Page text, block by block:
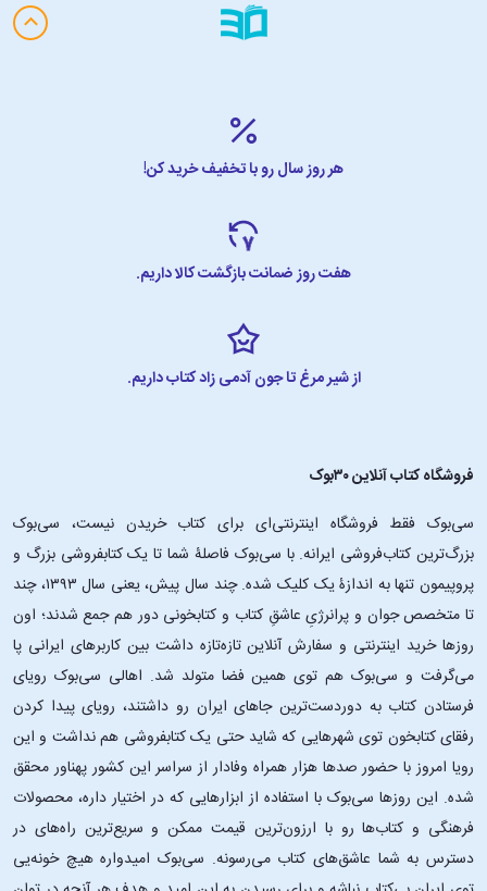
هر روز سال رو با تخفیف خرید کن!
هفت روز ضمانت بازگشت کالا داریم.
از شیر مرغ تا جون آدمی زاد کتاب داریم.
فروشگاه کتاب آنلاین ۳۰بوک
سی‌بوک فقط فروشگاه اینترنتی‌ای برای کتاب خریدن نیست، سی‌بوک
بزرگ‌ترین کتاب‌فروشی ایرانه. با سی‌بوک فاصلۀ شما تا یک کتابفروشی بزرگ و
پروپیمون تنها به اندازۀ یک کلیک شده. چند سال پیش، یعنی سال ۱۳۹۳، چند
تا متخصص جوان و پرانرژیِ عاشقِ کتاب و کتابخونی دور هم جمع شدند؛ اون‌
روزها خرید اینترنتی و سفارش آنلاین تازه‌تازه داشت بین کاربرهای ایرانی پا
می‌گرفت و سی‌بوک هم توی همین فضا متولد شد. اهالی سی‌بوک رویای
فرستادن کتاب به دوردست‌ترین جاهای ایران رو داشتند، رویای پیدا کردن
رفقای کتابخون توی شهرهایی که شاید حتی یک کتابفروشی هم نداشت و این
رویا امروز با حضور صدها هزار همراه وفادار از سراسر این کشور پهناور محقق
شده. این ‌روزها سی‌بوک با استفاده از ابزارهایی که در اختیار داره، محصولات
فرهنگی و کتاب‌ها رو با ارزون‌ترین قیمت ممکن و سریع‌ترین راه‌های در
دسترس به شما عاشق‌های کتاب می‌رسونه. سی‌بوک امیدواره هیچ خونه‌یی